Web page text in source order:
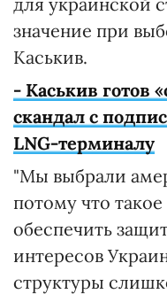
значение при
Каськив.
- Каськив готов
скандал с
LNG-терминалу
"Мы выбрали
потому что
обеспечить
интересов
структуры